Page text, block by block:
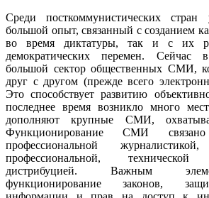
Среди посткоммунистических
большой опыт, связанный с созданием
во время диктатуры, так и с их
демократических перемен. Сейчас
большой сектор общественных СМИ,
друг с другом (прежде всего
Это способствует развитию
последнее время возникло много
дополняют крупные СМИ,
Функционирование СМИ
профессиональной
профессиональной,
дистрибуцией. Важным
функционирование законов,